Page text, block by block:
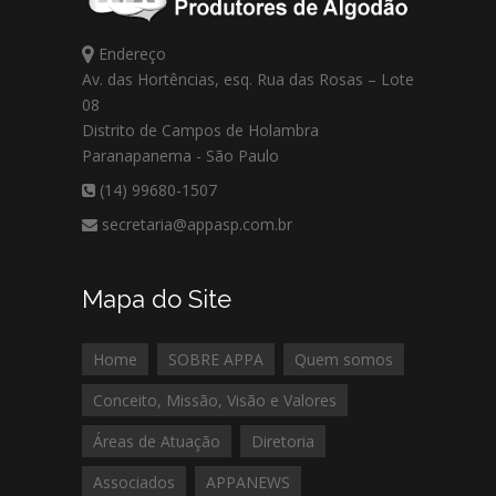
Endereço
Av. das Hortências, esq. Rua das Rosas – Lote
08
Distrito de Campos de Holambra
Paranapanema - São Paulo
(14) 99680-1507
secretaria@appasp.com.br
Mapa do Site
Home SOBRE APPA
Quem somos
Conceito, Missão, Visão e Valores
Áreas de Atuação
Diretoria
Associados
APPANEWS